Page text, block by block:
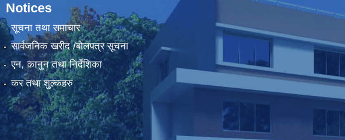
Notices
सूचना तथा समाचार
सार्वजनिक खरीद /बोलपत्र सूचना
एन, कानुन तथा निर्देशिका
कर तथा शुल्कहरु